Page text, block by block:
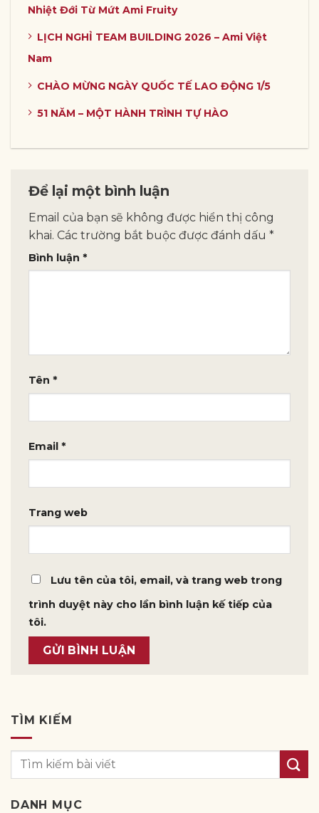
Nhiệt Đới Từ Mứt Ami Fruity
LỊCH NGHỈ TEAM BUILDING 2026 – Ami Việt
Nam
CHÀO MỪNG NGÀY QUỐC TẾ LAO ĐỘNG 1/5
51 NĂM – MỘT HÀNH TRÌNH TỰ HÀO
Để lại một bình luận
Email của bạn sẽ không được hiển thị công
khai. Các trường bắt buộc được đánh dấu *
Bình luận *
Tên *
Email *
Trang web
Lưu tên của tôi, email, và trang web trong
trình duyệt này cho lần bình luận kế tiếp của
tôi.
TÌM KIẾM
DANH MỤC